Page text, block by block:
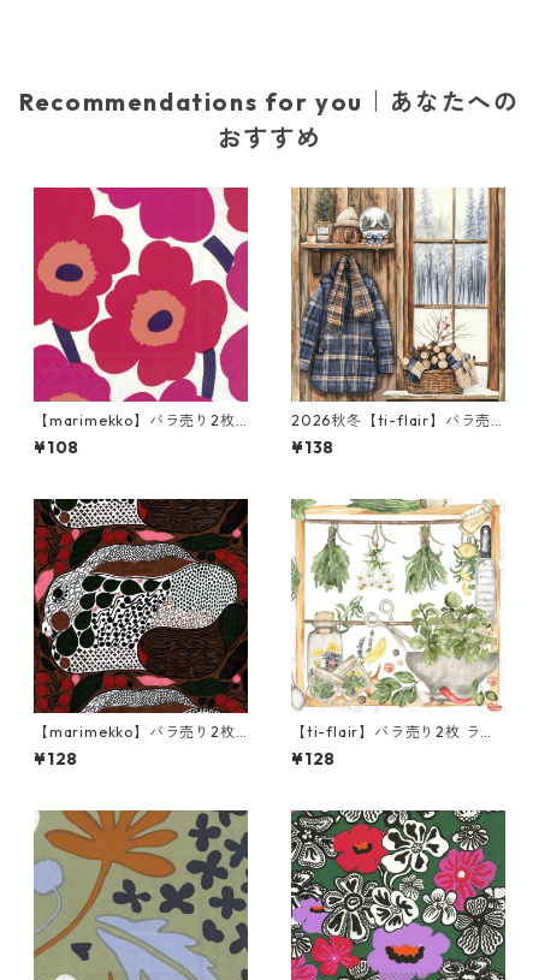
Recommendations for you｜あなたへの
おすすめ
【marimekko】バラ売り2枚
カクテルサイズ ペーパーナプ
キン UNIKKO ホワイト×レッ
¥108
2026秋冬【ti-flair】バラ売
り2枚 ランチサイズ ペーパー
ナプキン Winter Lodge ブラ
¥138
【marimekko】バラ売り2枚
ランチサイズ ペーパーナプキ
ン RUSAKKO ブラウンxピンク
¥128
【ti-flair】バラ売り2枚 ラン
チサイズ ペーパーナプキン He
rbs & Spices ホワイト
¥128